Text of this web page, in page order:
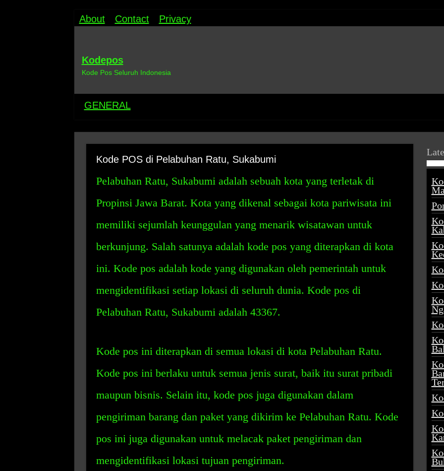
About Contact Privacy
Kodepos
Kode Pos Seluruh Indonesia
GENERAL
Kode POS di Pelabuhan Ratu, Sukabumi
Pelabuhan Ratu, Sukabumi adalah sebuah kota yang terletak di
Propinsi Jawa Barat. Kota yang dikenal sebagai kota pariwisata ini
memiliki sejumlah keunggulan yang menarik wisatawan untuk
berkunjung. Salah satunya adalah kode pos yang diterapkan di kota
ini. Kode pos adalah kode yang digunakan oleh pemerintah untuk
mengidentifikasi setiap lokasi di seluruh dunia. Kode pos di
Pelabuhan Ratu, Sukabumi adalah 43367.
Kode pos ini diterapkan di semua lokasi di kota Pelabuhan Ratu.
Kode pos ini berlaku untuk semua jenis surat, baik itu surat pribadi
maupun bisnis. Selain itu, kode pos juga digunakan dalam
pengiriman barang dan paket yang dikirim ke Pelabuhan Ratu. Kode
pos ini juga digunakan untuk melacak paket pengiriman dan
mengidentifikasi lokasi tujuan pengiriman.